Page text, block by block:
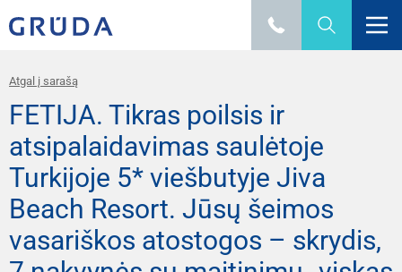
Atgal į sarašą
FETIJA. Tikras poilsis ir
atsipalaidavimas saulėtoje
Turkijoje 5* viešbutyje Jiva
Beach Resort. Jūsų šeimos
vasariškos atostogos – skrydis,